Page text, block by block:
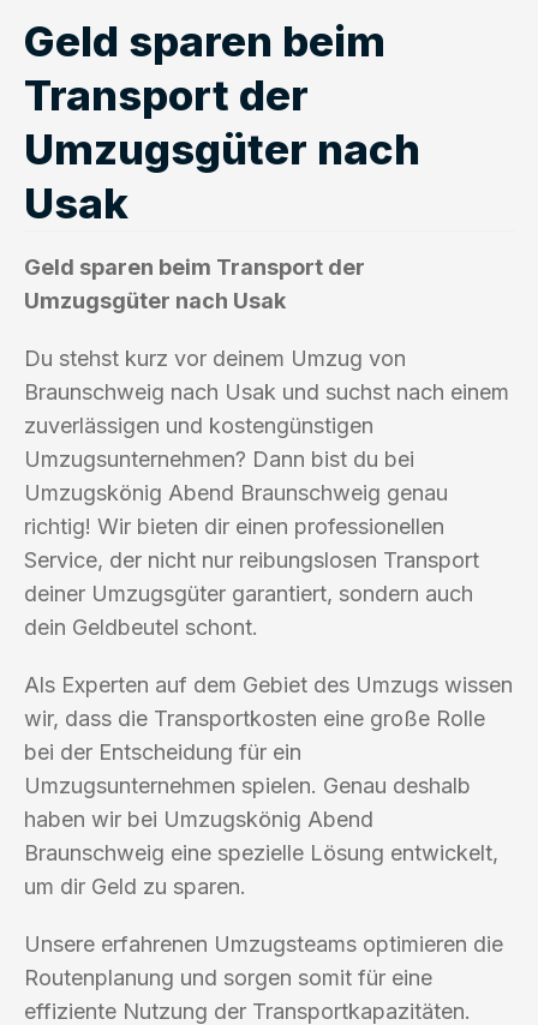
Geld sparen beim
Transport der
Umzugsgüter nach
Usak
Geld sparen beim Transport der
Umzugsgüter nach Usak
Du stehst kurz vor deinem Umzug von
Braunschweig nach Usak und suchst nach einem
zuverlässigen und kostengünstigen
Umzugsunternehmen? Dann bist du bei
Umzugskönig Abend Braunschweig genau
richtig! Wir bieten dir einen professionellen
Service, der nicht nur reibungslosen Transport
deiner Umzugsgüter garantiert, sondern auch
dein Geldbeutel schont.
Als Experten auf dem Gebiet des Umzugs wissen
wir, dass die Transportkosten eine große Rolle
bei der Entscheidung für ein
Umzugsunternehmen spielen. Genau deshalb
haben wir bei Umzugskönig Abend
Braunschweig eine spezielle Lösung entwickelt,
um dir Geld zu sparen.
Unsere erfahrenen Umzugsteams optimieren die
Routenplanung und sorgen somit für eine
effiziente Nutzung der Transportkapazitäten.